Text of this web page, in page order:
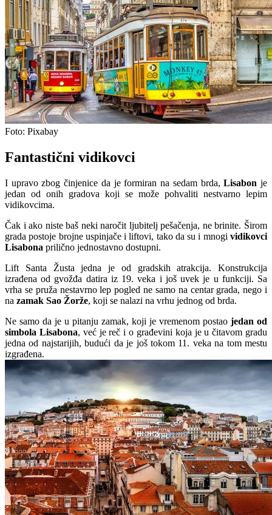
Foto: Pixabay
Fantastični vidikovci
I upravo zbog činjenice da je formiran na sedam brda,Lisabon je
jedan od onih gradova koji se može pohvaliti nestvarno lepim
vidikovcima.
Čak i ako niste baš neki naročit ljubitelj pešačenja, ne brinite. Širom
grada postoje brojne uspinjače i liftovi, tako da su i mnogi vidikovci
Lisabona prilično jednostavno dostupni.
Lift Santa Žusta jedna je od gradskih atrakcija. Konstrukcija
izrađena od gvožđa datira iz 19. veka i još uvek je u funkciji. Sa
vrha se pruža nestavrno lep pogled ne samo na centar grada, nego i
na zamak Sao Žorže, koji se nalazi na vrhu jednog od brda.
Ne samo da je u pitanju zamak, koji je vremenom postao jedan od
simbola Lisabona, već je reč i o građevini koja je u čitavom gradu
jedna od najstarijih, budući da je još tokom 11. veka na tom mestu
izgrađena.